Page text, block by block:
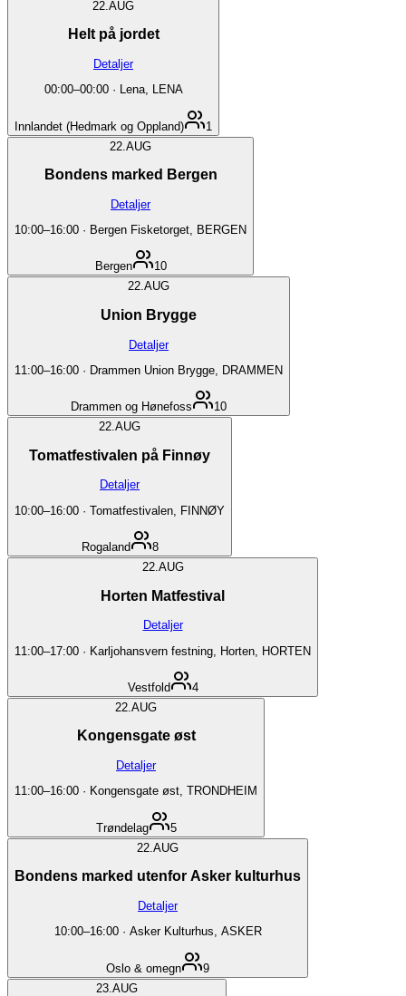
22. AUG
Helt på jordet
Detaljer
00:00–00:00· Lena, LENA
Innlandet (Hedmark og Oppland)
1
22. AUG
Bondens marked Bergen
Detaljer
10:00–16:00 · Bergen Fisketorget, BERGEN
Bergen
10
22.AUG
Union Brygge
Detaljer
11:00–16:00 · Drammen Union Brygge, DRAMMEN
Drammen og Hønefoss
10
22.AUG
Tomatfestivalen på Finnøy
Detaljer
10:00–16:00 · Tomatfestivalen, FINNØY
Rogaland
8
22.AUG
Horten Matfestival
Detaljer
11:00–17:00 · Karljohansvern festning, Horten, HORTEN
Vestfold
4
22. AUG
Kongensgate øst
Detaljer
11:00–16:00 · Kongensgate øst, TRONDHEIM
Trøndelag
5
22. AUG
Bondens marked utenfor Asker kulturhus
Detaljer
10:00–16:00· Asker Kulturhus, ASKER
Oslo & omegn
9
23. AUG